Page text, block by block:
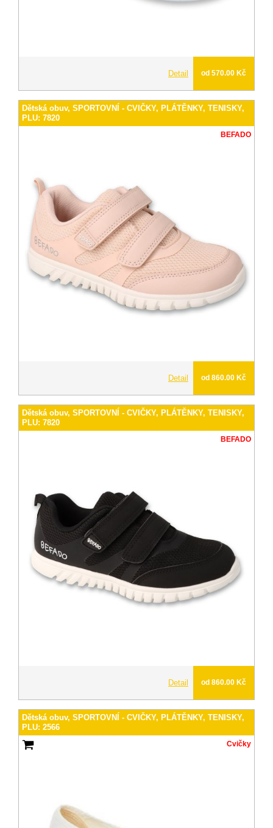
Detail od 570.00 Kč
Dětská obuv, SPORTOVNÍ - CVIČKY, PLÁTĚNKY, TENISKY,
PLU: 7820
BEFADO
Detail od 860.00 Kč
Dětská obuv, SPORTOVNÍ - CVIČKY, PLÁTĚNKY, TENISKY,
PLU: 7820
BEFADO
Detail od 860.00 Kč
Dětská obuv, SPORTOVNÍ - CVIČKY, PLÁTĚNKY, TENISKY,
PLU: 2566
Cvičky